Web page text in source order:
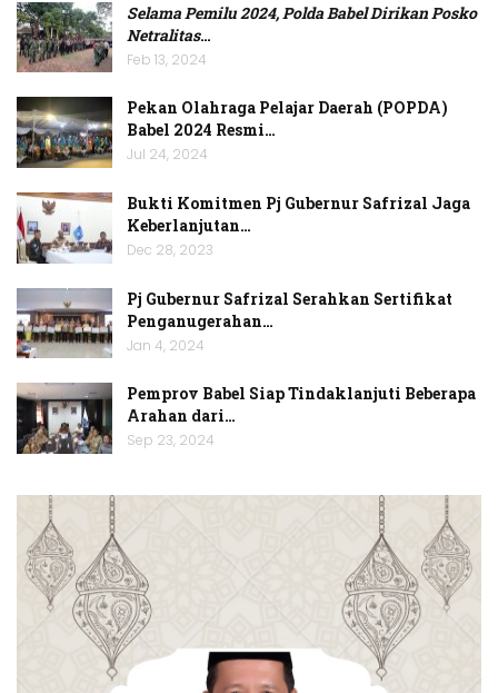
Selama Pemilu 2024, Polda Babel Dirikan Posko
Netralitas…
Feb 13, 2024
Pekan Olahraga Pelajar Daerah (POPDA)
Babel 2024 Resmi…
Jul 24, 2024
Bukti Komitmen Pj Gubernur Safrizal Jaga
Keberlanjutan…
Dec 28, 2023
Pj Gubernur Safrizal Serahkan Sertifikat
Penganugerahan…
Jan 4, 2024
Pemprov Babel Siap Tindaklanjuti Beberapa
Arahan dari…
Sep 23, 2024